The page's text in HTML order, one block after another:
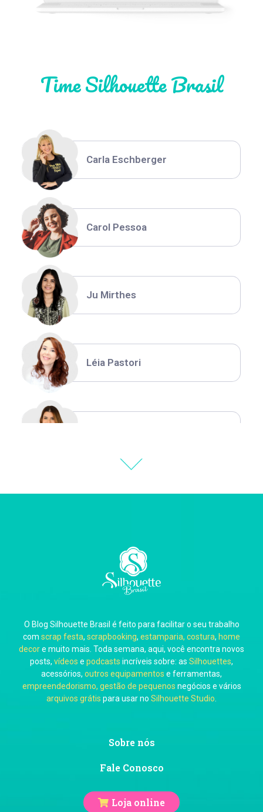
Time Silhouette Brasil
Thiara Ney
Carla Eschberger
Carol Pessoa
Ju Mirthes
Léia Pastori
Carla Eschberger
Carol Pessoa
Ju Mirthes
O Blog Silhouette Brasil é feito para facilitar o seu trabalho
com scrap festa, scrapbooking, estamparia, costura, home
decore muito mais. Toda semana, aqui, você encontra novos
posts, vídeos e podcasts incríveis sobre: as Silhouettes,
acessórios, outros equipamentos e ferramentas,
empreendedorismo, gestão de pequenos negócios e vários
arquivos grátis para usar no Silhouette Studio
Sobre nós
Fale Conosco
Loja online